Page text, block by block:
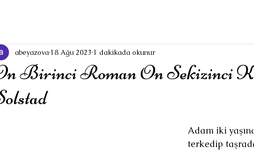
Birinci Roman On Sekizinci
abeyazova 18 Ağu 2023 1 dakikada okunur
Adam iki
terkedip